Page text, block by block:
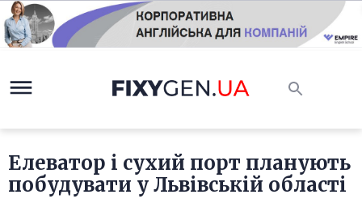
Елеватор і сухий порт планують
побудувати у Львівській області